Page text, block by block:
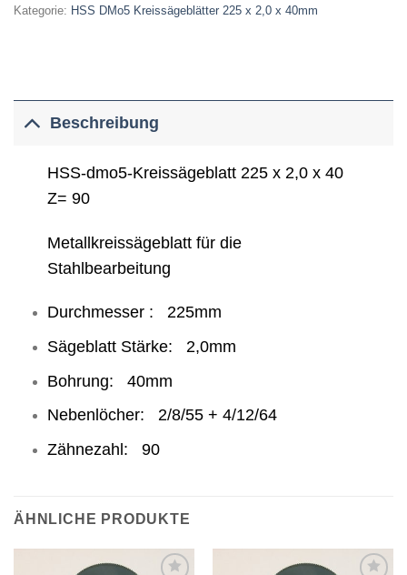
Kategorie: HSS DMo5 Kreissägeblätter 225 x 2,0 x 40mm
Beschreibung
HSS-dmo5-Kreissägeblatt 225 x 2,0 x 40
Z= 90
Metallkreissägeblatt für die
Stahlbearbeitung
Durchmesser : 225mm
Sägeblatt Stärke: 2,0mm
Bohrung: 40mm
Nebenlöcher: 2/8/55 + 4/12/64
Zähnezahl: 90
ÄHNLICHE PRODUKTE